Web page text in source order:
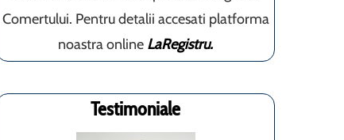
Comertului. Pentru detalii accesati platforma
noastra online LaRegistru.
Testimoniale